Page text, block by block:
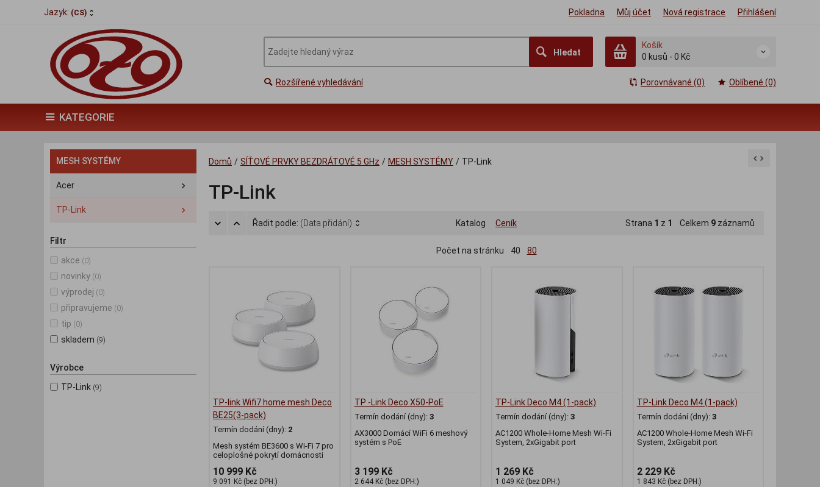
Jazyk: (CS) Pokladna Můj účet Nová registrace Přihlášení
Hledat
Košík
0 kusů - 0 Kč
Rozšířené vyhledávání Porovnávané (0) Oblíbené (0)
KATEGORIE
MESH SYSTÉMY
Acer
TP-Link
Filtr
akce (0)
novinky (0)
výprodej (0)
připravujeme (0)
tip (0)
skladem (9)
Výrobce
TP-Link (9)
Domů / SÍŤOVÉ PRVKY BEZDRÁTOVÉ 5 GHz / MESH SYSTÉMY / TP-Link
TP-Link
Řadit podle: (Data přidání) Katalog Ceník Strana 1 z 1 Celkem 9 záznamů
Počet na stránku 40 80
TP-link Wifi7 home mesh Deco
BE25(3-pack)
Termín dodání (dny): 2
Mesh systém BE3600 s Wi-Fi 7 pro
celoplošné pokrytí domácnosti
10 999 Kč
9 091 Kč (bez DPH:)
TP -Link Deco X50-PoE
Termín dodání (dny): 3
AX3000 Domácí WiFi 6 meshový
systém s PoE
3 199 Kč
2 644 Kč (bez DPH:)
TP-Link Deco M4 (1-pack)
Termín dodání (dny): 3
AC1200 Whole-Home Mesh Wi-Fi
System, 2xGigabit port
1 269 Kč
1 049 Kč (bez DPH:)
TP-Link Deco M4 (1-pack)
Termín dodání (dny): 3
AC1200 Whole-Home Mesh Wi-Fi
System, 2xGigabit port
2 229 Kč
1 843 Kč (bez DPH:)